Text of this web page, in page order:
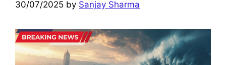
30/07/2025 by Sanjay Sharma